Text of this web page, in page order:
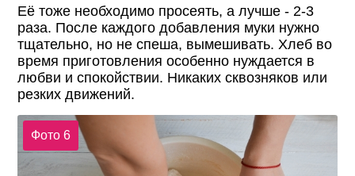
Её тоже необходимо просеять, а лучше - 2-3
раза. После каждого добавления муки нужно
тщательно, но не спеша, вымешивать. Хлеб во
время приготовления особенно нуждается в
любви и спокойствии. Никаких сквозняков или
резких движений.
Фото 6